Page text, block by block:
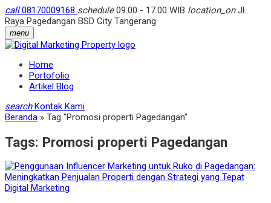
call08170009168 schedule09.00 - 17.00 WIB location_onJl.
Raya Pagedangan BSD City Tangerang
menu
Home
Portofolio
Artikel Blog
search Kontak Kami
Beranda » Tag "Promosi properti Pagedangan"
Tags: Promosi properti Pagedangan
Digital Marketing